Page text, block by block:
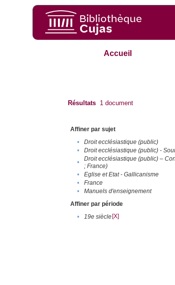
Accueil
Résultats 1 document
Affiner par sujet
•
Droit ecclésiastique (public)
•
Droit ecclésiastique (public) -
•
Droit ecclésiastique (public) –
; France)
• Eglise et Etat - Gallicanisme
•
France
•
Manuels d'enseignement
Affiner par période
•
19e siècle[X]